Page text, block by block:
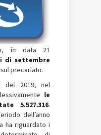
in data 21
di settembre
precariato.
del 2019, nel
le
5.527.316.
dell’anno
ha riguardato i